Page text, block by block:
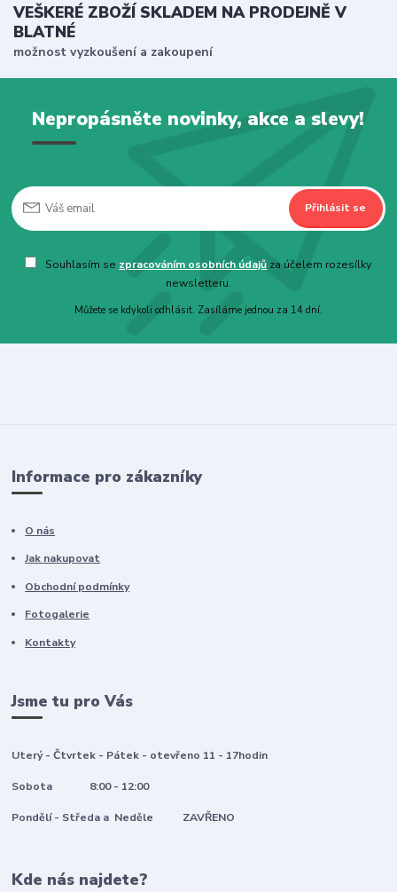
VEŠKERÉ ZBOŽÍ SKLADEM NA PRODEJNĚ V
BLATNÉ
možnost vyzkoušení a zakoupení
Nepropásněte novinky, akce a slevy!
Přihlásit se
Souhlasím se zpracováním osobních údajů za účelem rozesílky
newsletteru.
Můžete se kdykoli odhlásit. Zasíláme jednou za 14 dní.
Informace pro zákazníky
O nás
Jak nakupovat
Obchodní podmínky
Fotogalerie
Kontakty
Jsme tu pro Vás
Uterý - Čtvrtek - Pátek - otevřeno 11 - 17hodin
Sobota 8:00 - 12:00
Pondělí - Středa a Neděle ZAVŘENO
Kde nás najdete?